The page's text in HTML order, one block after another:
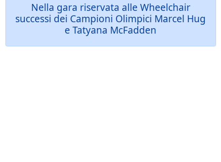
Nella gara riservata alle Wheelchair
successi dei Campioni Olimpici Marcel Hug
e Tatyana McFadden